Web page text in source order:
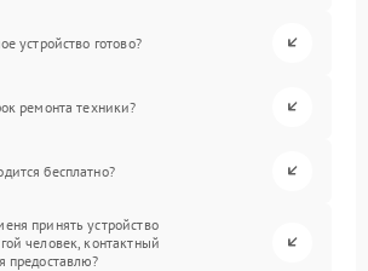
устройство готово?
ремонта техники?
бесплатно?
принять устройство
человек, контактный
предоставлю?